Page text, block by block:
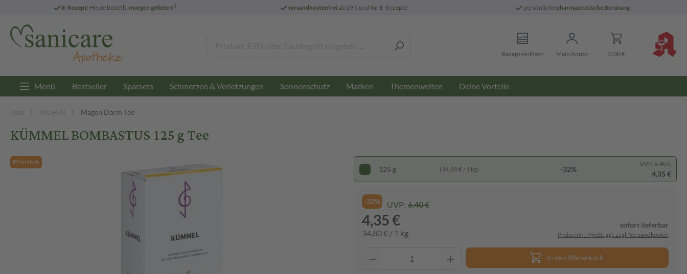
E-Rezept: Heute bestellt, morgen geliefert3 versandkostenfreiab 29 € und für E-Rezepte persönliche pharmazeutische Beratung
Rezept einlösen Mein Konto 0,00 €
Menü Bestseller Sparsets Schmerzen & Verletzungen Sonnenschutz Marken Themenwelten Deine Vorteile
Tees Tee H-N Magen Darm Tee
KÜMMEL BOMBASTUS 125 g Tee
Pflanzlich
125 g (34,80 € / 1 kg) -32%
UVP: 6,40 €
4,35 €
-32% UVP: 6,40 €
4,35 €
34,80 € / 1 kg
sofort lieferbar
Preise inkl. MwSt. ggf. zzgl. Versandkosten
In den Warenkorb